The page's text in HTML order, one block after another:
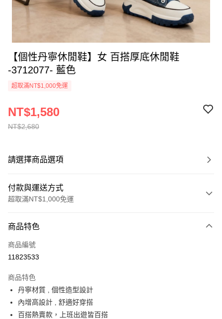
【個性丹寧休閒鞋】女 百搭厚底休閒鞋
-3712077- 藍色
超取滿NT$1,000免運
NT$2,680
NT$1,580
請選擇商品選項
付款與運送方式
超取滿NT$1,000免運
信用卡一次付款
超商取貨付款
運送方式
全家取貨付款
每筆NT$60，滿NT$1,000(含以上)免運費
商品特色
商品編號
11823533
商品特色
丹寧材質 , 個性造型設計
內增高設計 , 舒適好穿搭
百搭熱賣款，上班出遊皆百搭